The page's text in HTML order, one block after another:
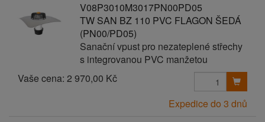
V08P3010M3017PN00PD05
TW SAN BZ 110 PVC FLAGON ŠEDÁ
(PN00/PD05)
Sanační vpust pro nezateplené střechy
s integrovanou PVC manžetou
Vaše cena: 2 970,00 Kč
Expedice do 3 dnů